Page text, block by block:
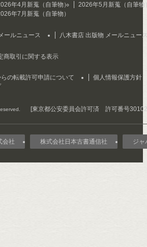
年4月新蒐（自筆物）
2026年5月新蒐（自筆物
年7月新蒐（自筆物）
ールニュース 八木書店 出版物 メールニュー
商取引に関する表示
の転載許可申請について
個人情報保護方針
[東京都公安委員会許可済 許可番号
会社 株式会社日本古書通信社 ジャ